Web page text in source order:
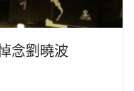
念劉曉波